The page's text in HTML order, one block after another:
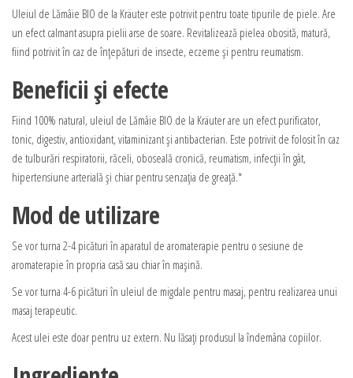
Uleiul de Lămâie BIO de la Kräuter este potrivit pentru toate tipurile de piele. Are
un efect calmant asupra pielii arse de soare. Revitalizează pielea obosită, matură,
fiind potrivit în caz de înțepături de insecte, eczeme și pentru reumatism.
Beneficii și efecte
Fiind 100% natural, uleiul de Lămâie BIO de la Kräuter are un efect purificator,
tonic, digestiv, antioxidant, vitaminizant și antibacterian. Este potrivit de folosit în caz
de tulburări respiratorii, răceli, oboseală cronică, reumatism, infecții în gât,
hipertensiune arterială și chiar pentru senzația de greață.*
Mod de utilizare
Se vor turna 2-4 picături în aparatul de aromaterapie pentru o sesiune de
aromaterapie în propria casă sau chiar în mașină.
Se vor turna 4-6 picături în uleiul de migdale pentru masaj, pentru realizarea unui
masaj terapeutic.
Acest ulei este doar pentru uz extern. Nu lăsați produsul la îndemâna copiilor.